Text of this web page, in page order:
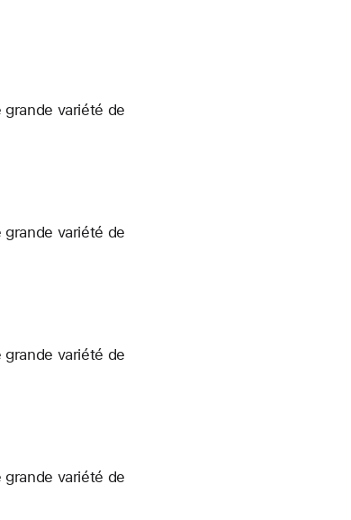
variété de
variété de
variété de
variété de